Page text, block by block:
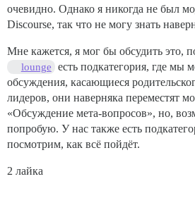
очевидно. Однако я никогда не был
Discourse, так что не могу знать
Мне кажется, я мог бы обсудить это,
lounge
есть подкатегория, где мы
обсуждения, касающиеся
лидеров, они наверняка переместят
«Обсуждение мета-вопросов», но,
попробую. У нас также есть
посмотрим, как всё пойдёт.
2 лайка